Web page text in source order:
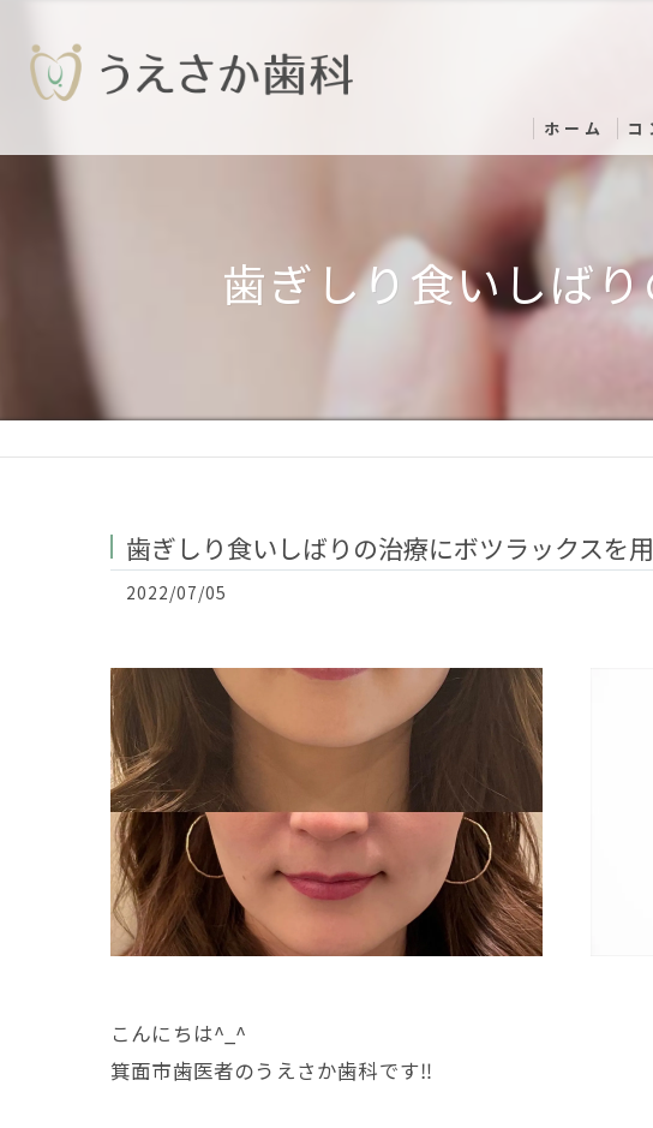
ホーム コ
歯ぎしり食いしば
歯ぎしり食いしばりの治療にボツラックスを
2022/07/05
こんにちは^_^
箕面市歯医者のうえさか歯科です‼️